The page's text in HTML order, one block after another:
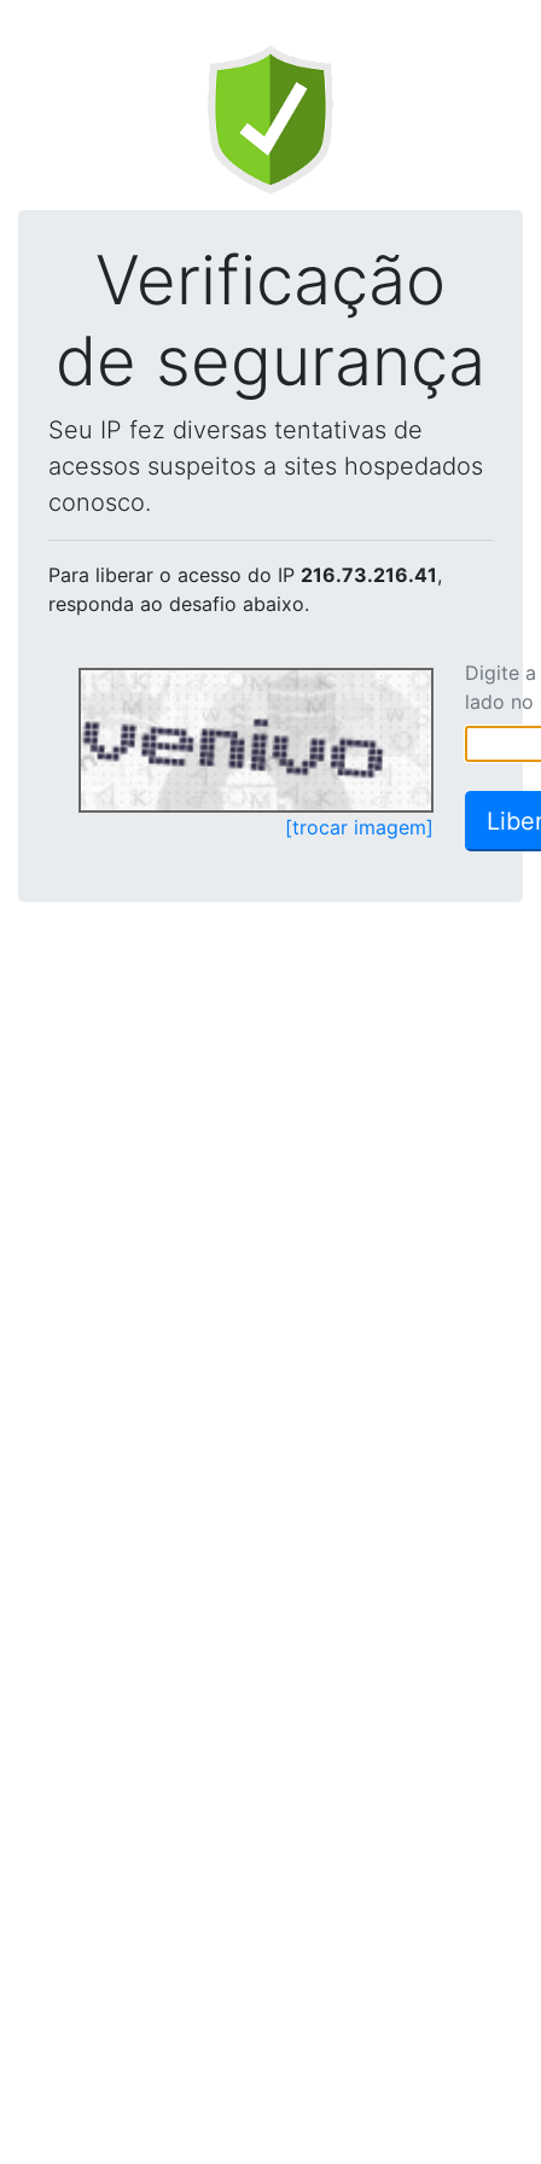
Verificação
de segurança
Seu IP fez diversas tentativas de
acessos suspeitos a sites hospedados
conosco.
Para liberar o acesso do IP 216.73.216.41,
responda ao desafio abaixo.
[trocar imagem]
Digite
lado no